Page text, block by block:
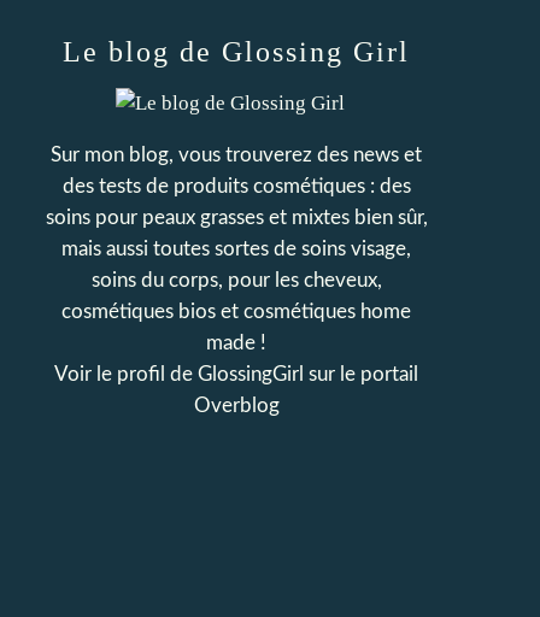
Le blog de Glossing Girl
Sur mon blog, vous trouverez des news et
des tests de produits cosmétiques : des
soins pour peaux grasses et mixtes bien sûr,
mais aussi toutes sortes de soins visage,
soins du corps, pour les cheveux,
cosmétiques bios et cosmétiques home
made !
Voir le profil de GlossingGirl sur le portail
Overblog